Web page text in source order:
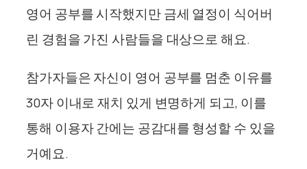
영어 공부를 시작했지만 금세 열정이 식어버
린 경험을 가진 사람들을 대상으로 해요.
참가자들은 자신이 영어 공부를 멈춘 이유를
30자 이내로 재치 있게 변명하게 되고, 이를
통해 이용자 간에는 공감대를 형성할 수 있을
거예요.